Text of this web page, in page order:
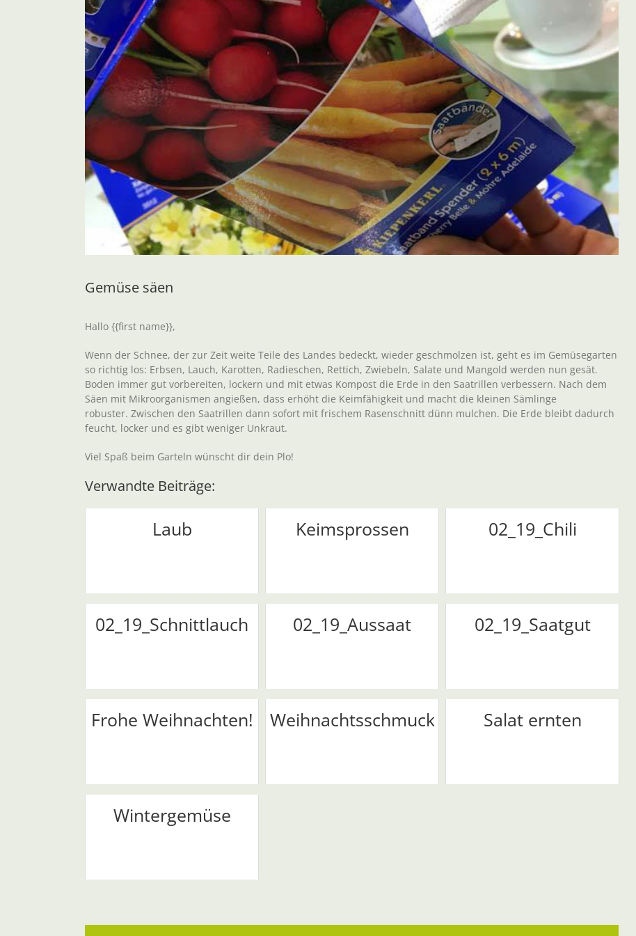
Gemüse säen
Hallo {{first name}},
Wenn der Schnee, der zur Zeit weite Teile des Landes bedeckt, wieder geschmolzen ist, geht es im Gemüsegarten
so richtig los: Erbsen, Lauch, Karotten, Radieschen, Rettich, Zwiebeln, Salate und Mangold werden nun gesät.
Boden immer gut vorbereiten, lockern und mit etwas Kompost die Erde in den Saatrillen verbessern. Nach dem
Säen mit Mikroorganismen angießen, dass erhöht die Keimfähigkeit und macht die kleinen Sämlinge
robuster. Zwischen den Saatrillen dann sofort mit frischem Rasenschnitt dünn mulchen. Die Erde bleibt dadurch
feucht, locker und es gibt weniger Unkraut.
Viel Spaß beim Garteln wünscht dir dein Plo!
Verwandte Beiträge:
Laub Keimsprossen 02_19_Chili
02_19_Schnittlauch 02_19_Aussaat 02_19_Saatgut
Frohe Weihnachten! Weihnachtsschmuck Salat ernten
Wintergemüse